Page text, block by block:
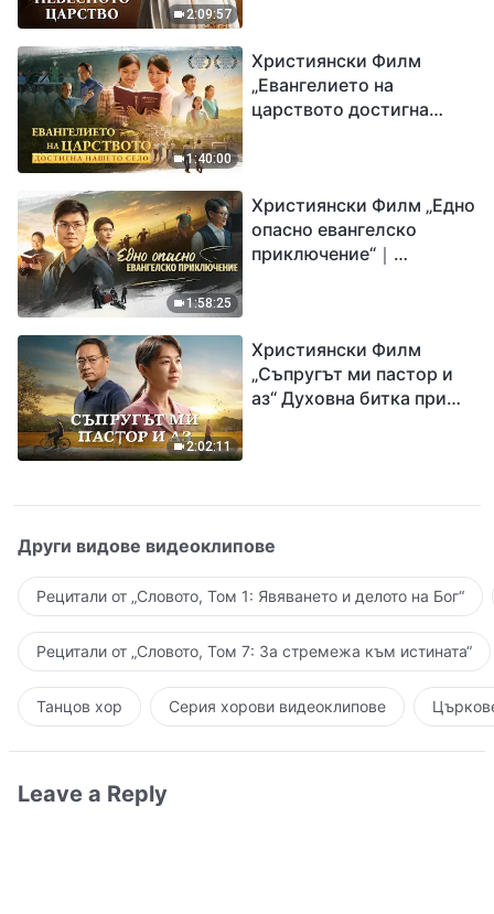
2:09:57
1:40:00
Християнски Филм
„Евангелието на
царството достигна
1:58:25
Християнски Филм „Едно
опасно евангелско
приключение“｜
Исус
2:02:11
Християнски Филм
„Съпругът ми пастор и
аз“ Духовна битка при
Други видове видеоклипове
Рецитали от „Словото, Том 1: Явяването и делото на Бог“
Рецитали от „Словото, Том 7: За стремежа към истината“
Танцов хор Серия хорови видеоклипове
Leave a Reply